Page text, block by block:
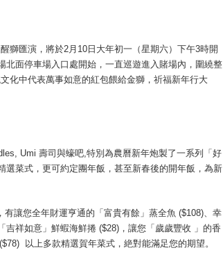
獅匯演，將於2月10日大年初一（星期六）下午3時開
北面停車場入口處開始，一直巡遊進入賭場內，圍繞整
化中代表萬事如意的紅包餵給金獅，祈福新年行大
Umi 壽司與蠔吧,特別為農曆新年炮製了一系列「好
菜式，更可約定團年飯，甚至新春後的開年飯，為新
讓您全年財運亨通的「富貴有餘」蒸全魚 ($108)、幸
祥如意」鮮蝦海鮮捲 ($28)，讓您「歲歲豐收 」的香
以上多款精選賀年菜式，絶對能滿足您的期望。